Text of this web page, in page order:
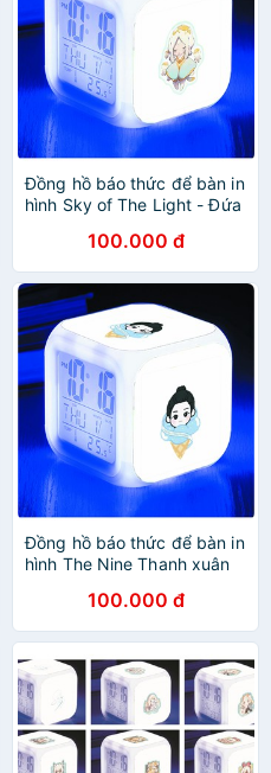
Đồng hồ báo thức để bàn in
hình Sky of The Light - Đứa
100.000 đ
Đồng hồ báo thức để bàn in
hình The Nine Thanh xuân
100.000 đ